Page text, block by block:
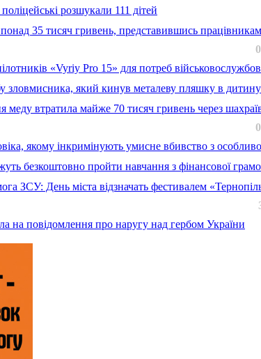
розшукали 111 дітей
35 тисяч гривень, представившись
«Vyriy Pro 15» для потреб
зловмисника, який кинув металеву пляшку в дитину
меду втратила майже 70 тисяч гривень через
якому інкримінують умисне вбивство з
безкоштовно пройти навчання з фінансової
ЗСУ: День міста відзначать фестивалем
на повідомлення про наругу над гербом України